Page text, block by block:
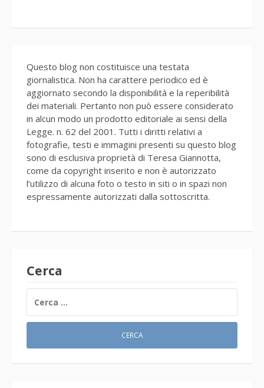
Questo blog non costituisce una testata
giornalistica. Non ha carattere periodico ed è
aggiornato secondo la disponibilità e la reperibilità
dei materiali. Pertanto non può essere considerato
in alcun modo un prodotto editoriale ai sensi della
Legge. n. 62 del 2001. Tutti i diritti relativi a
fotografie, testi e immagini presenti su questo blog
sono di esclusiva proprietà di Teresa Giannotta,
come da copyright inserito e non è autorizzato
l’utilizzo di alcuna foto o testo in siti o in spazi non
espressamente autorizzati dalla sottoscritta.
Cerca
PER: